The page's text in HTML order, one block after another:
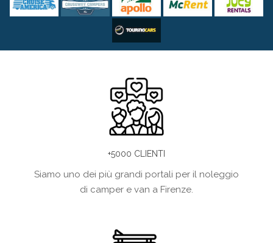
+5000 CLIENTI
Siamo uno dei più grandi portali per il noleggio
di camper e van a Firenze.